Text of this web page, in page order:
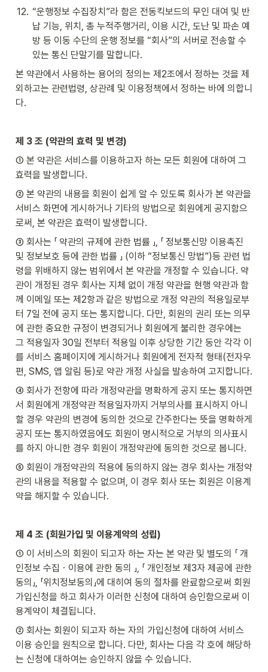
12. “운행정보 수집장치”라 함은 전동킥보드의 무인 대여 및 반
납 기능, 위치, 총 누적주행거리, 이용 시간, 도난 및 파손 예
방 등 이동 수단의 운행 정보를 “회사”의 서버로 전송할 수
있는 통신 단말기를 말합니다.
본 약관에서 사용하는 용어의 정의는 제2조에서 정하는 것을 제
외하고는 관련법령, 상관례 및 이용정책에서 정하는 바에 의합니
다.
제 3 조 (약관의 효력 및 변경)
① 본 약관은 서비스를 이용하고자 하는 모든 회원에 대하여 그
효력을 발생합니다.
② 본 약관의 내용을 회원이 쉽게 알 수 있도록 회사가 본 약관을
서비스 화면에 게시하거나 기타의 방법으로 회원에게 공지함으
로써, 본 약관은 효력이 발생합니다.
③ 회사는 「 약관의 규제에 관한 법률 」, 「 정보통신망 이용촉진
및 정보보호 등에 관한 법률 」 (이하 “정보통신 망법”)등 관련 법
령을 위배하지 않는 범위에서 본 약관을 개정할 수 있습니다. 약
관이 개정된 경우 회사는 지체 없이 개정 약관을 현행 약관과 함
께 이메일 또는 제2항과 같은 방법으로 개정 약관의 적용일로부
터 7일 전에 공지 또는 통지합니다. 다만, 회원의 권리 또는 의무
에 관한 중요한 규정이 변경되거나 회원에게 불리한 경우에는
그 적용일자 30일 전부터 적용일 이후 상당한 기간 동안 각각 이
를 서비스 홈페이지에 게시하거나 회원에게 전자적 형태(전자우
편, SMS, 앱 알림 등)로 약관 개정 사실을 발송하여 고지합니다.
④ 회사가 전항에 따라 개정약관을 명확하게 공지 또는 통지하면
서 회원에게 개정약관 적용일자까지 거부의사를 표시하지 아니
할 경우 약관의 변경에 동의한 것으로 간주한다는 뜻을 명확하게
공지 또는 통지하였음에도 회원이 명시적으로 거부의 의사표시
를 하지 아니한 경우 회원이 개정약관에 동의한 것으로 봅니다.
⑤ 회원이 개정약관의 적용에 동의하지 않는 경우 회사는 개정약
관의 내용을 적용할 수 없으며, 이 경우 회사 또는 회원은 이용계
약을 해지할 수 있습니다.
제 4 조 (회원가입 및 이용계약의 성립)
① 이 서비스의 회원이 되고자 하는 자는 본 약관 및 별도의 「 개
인정보 수집ㆍ이용에 관한 동의 」, 「 개인정보 제3자 제공에 관한
동의」, 「위치정보동의」에 대히여 동의 절차를 완료함으로써 회원
가입신청을 하고 회사가 이러한 신청에 대하여 승인함으로써 이
용계약이 체결됩니다.
② 회사는 회원이 되고자 하는 자의 가입신청에 대하여 서비스
이용 승인을 원칙으로 합니다. 다만, 회사는 다음 각 호에 해당하
는 신청에 대하여는 승인하지 않을 수 있습니다.